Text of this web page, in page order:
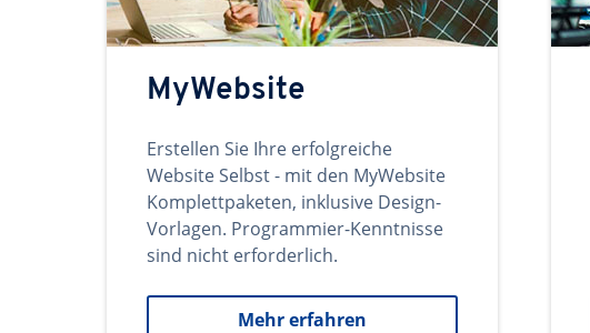
MyWebsite
Erstellen Sie Ihre erfolgreiche
Website Selbst - mit den MyWebsite
Komplettpaketen, inklusive Design-
Vorlagen. Programmier-Kenntnisse
sind nicht erforderlich.
Mehr erfahren